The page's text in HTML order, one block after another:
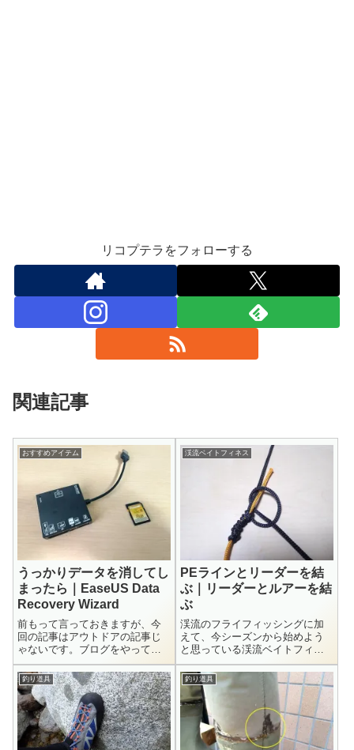
リコプテラをフォローする
関連記事
おすすめアイテム
うっかりデータを消してし
まったら｜EaseUS Data
Recovery Wizard
前もって言っておきますが、今
回の記事はアウトドアの記事じ
ゃないです。ブログをやってい
る人には関係ないわけじゃない
ですが、興味ない人は読まない
で下さい。疲れるだけですから
ね（笑）この前のブランシエラ
3.9UL Limitedの記事を書く時
に...
渓流ベイトフィネス
PEラインとリーダーを結
ぶ｜リーダーとルアーを結
ぶ
渓流のフライフィッシングに加
えて、今シーズンから始めよう
と思っている渓流ベイトフィネ
ス。渓流でベイトタックルを使
ったルアーフィッシングのこと
ですね。ラインシステムは何種
類かあるんですが、感度、それ
から軽量ルアーの飛距離を優先
して私はPEライ...
釣り道具 釣り道具